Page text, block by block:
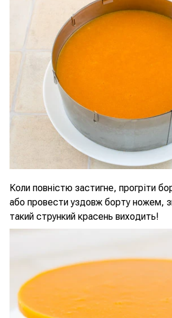
Коли повністю застигне, прогріти
або провести уздовж борту ножем,
такий стрункий красень виходить!